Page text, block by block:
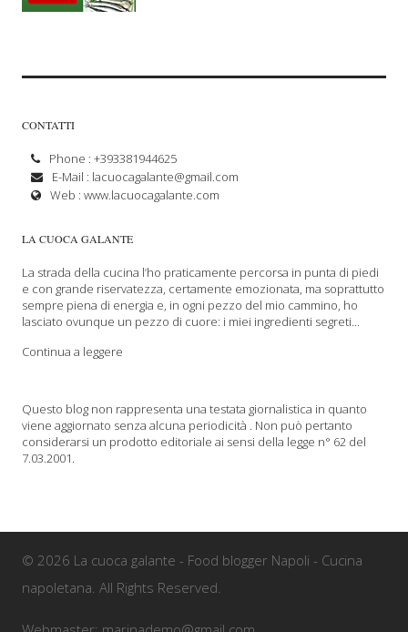
CONTATTI
Phone : +393381944625
E-Mail : lacuocagalante@gmail.com
Web :www.lacuocagalante.com
LA CUOCA GALANTE
La strada della cucina l’ho praticamente percorsa in punta di piedi
e con grande riservatezza, certamente emozionata, ma soprattutto
sempre piena di energia e, in ogni pezzo del mio cammino, ho
lasciato ovunque un pezzo di cuore: i miei ingredienti segreti...
Continua a leggere
Questo blog non rappresenta una testata giornalistica in quanto
viene aggiornato senza alcuna periodicità . Non può pertanto
considerarsi un prodotto editoriale ai sensi della legge n° 62 del
7.03.2001.
© 2026 La cuoca galante - Food blogger Napoli - Cucina
napoletana. All Rights Reserved.